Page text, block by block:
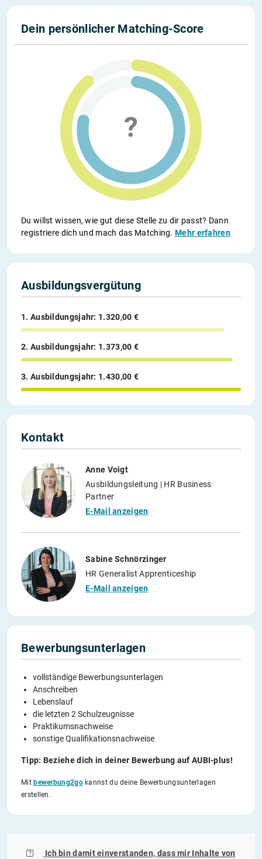
Dein persönlicher Matching-Score
Du willst wissen, wie gut diese Stelle zu dir passt? Dann
registriere dich und mach das Matching.Mehr erfahren
Ausbildungsvergütung
1. Ausbildungsjahr: 1.320,00 €
2. Ausbildungsjahr: 1.373,00 €
3. Ausbildungsjahr: 1.430,00 €
Kontakt
Anne Voigt
Ausbildungsleitung | HR Business
Partner
E-Mail anzeigen
Sabine Schnörzinger
HR Generalist Apprenticeship
E-Mail anzeigen
Bewerbungsunterlagen
vollständige Bewerbungsunterlagen
Anschreiben
Lebenslauf
die letzten 2 Schulzeugnisse
Praktikumsnachweise
sonstige Qualifikationsnachweise
Tipp: Beziehe dich in deiner Bewerbung auf AUBI-plus!
Mitbewerbung2gokannst du deine Bewerbungsunterlagen
erstellen.
Ich bin damit einverstanden, dass mir Inhalte von